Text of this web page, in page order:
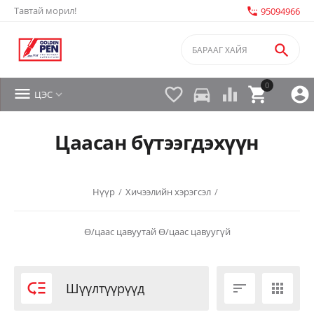
Тавтай морил! settings_phone 95094966


0

 directions_car 
 ЦЭС 
Цаасан бүтээгдэхүүн
Нүүр / Хичээлийн хэрэгсэл /
Ө/цаас цавуутай Ө/цаас цавуугүй
 Шүүлтүүрүүд  